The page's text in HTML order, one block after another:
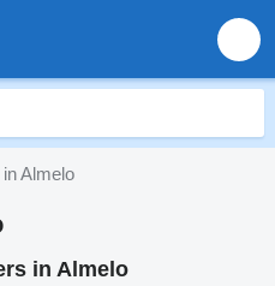
Almelo
in Almelo